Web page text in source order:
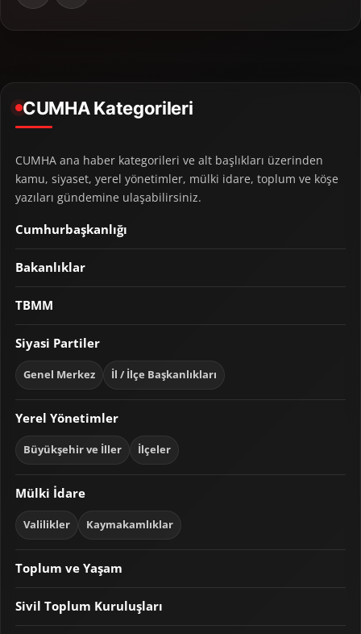
CUMHA Kategorileri
CUMHA ana haber kategorileri ve alt başlıkları üzerinden
kamu, siyaset, yerel yönetimler, mülki idare, toplum ve köşe
yazıları gündemine ulaşabilirsiniz.
Cumhurbaşkanlığı
Bakanlıklar
TBMM
Siyasi Partiler
Genel Merkez İl / İlçe Başkanlıkları
Yerel Yönetimler
Büyükşehir ve İller İlçeler
Mülki İdare
Valilikler Kaymakamlıklar
Toplum ve Yaşam
Sivil Toplum Kuruluşları